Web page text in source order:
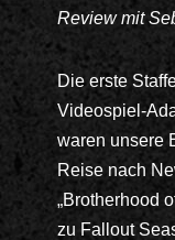
Review mit
Die erste
Videospiel-
waren unsere
Reise nach
„Brotherhood
zu Fallout